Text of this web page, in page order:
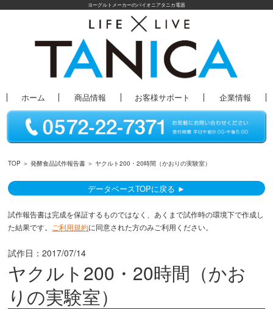
ヨーグルトメーカーのパイオニアタニカ電器
ホーム 商品情報 お客様サポート 企業情報
TOP ＞発酵食品試作報告書 ＞ ヤクルト200・20時間（かおりの実験室）
データベースTOPに戻る ►
試作報告書は完成を保証するものではなく、あくまで試作時の環境下で作成し
た結果です。 ご利用規約に同意された方のみご利用ください。
試作日：2017/07/14
ヤクルト200・20時間（かお
りの実験室）